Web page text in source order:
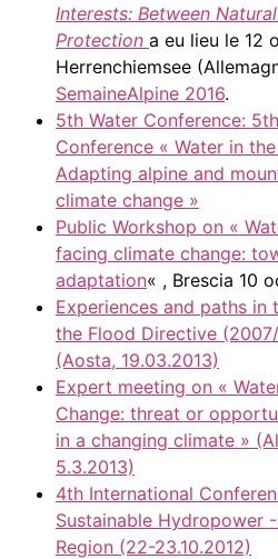
Interests: Between
Protection a eu lieu le 12
Herrenchiemsee
SemaineAlpine 2016.
5th Water Conference:
Conference « Water in
Adapting alpine and
climate change »
Public Workshop on «
facing climate change:
adaptation« , Brescia 10
Experiences and paths
the Flood Directive
(Aosta, 19.03.2013)
Expert meeting on «
Change: threat or
in a changing climate »
5.3.2013)
4th International
Sustainable Hydropower
Region (22-23.10.2012)